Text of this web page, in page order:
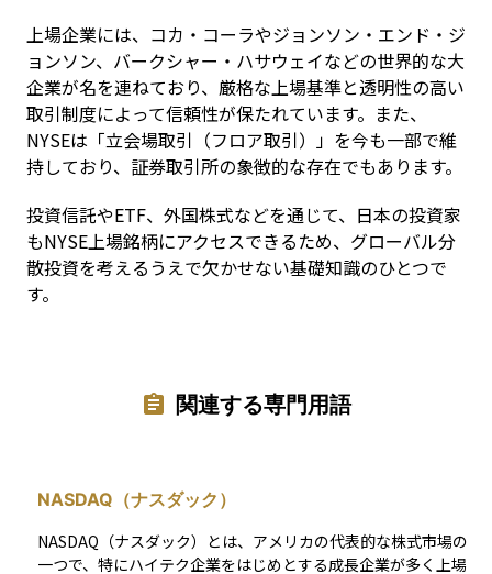
上場企業には、コカ・コーラやジョンソン・エンド・ジ
ョンソン、バークシャー・ハサウェイなどの世界的な大
企業が名を連ねており、厳格な上場基準と透明性の高い
取引制度によって信頼性が保たれています。また、
NYSEは「立会場取引（フロア取引）」を今も一部で維
持しており、証券取引所の象徴的な存在でもあります。
投資信託やETF、外国株式などを通じて、日本の投資家
もNYSE上場銘柄にアクセスできるため、グローバル分
散投資を考えるうえで欠かせない基礎知識のひとつで
す。
関連する専門用語
NASDAQ（ナスダック）
NASDAQ（ナスダック）とは、アメリカの代表的な株式市場の
一つで、特にハイテク企業をはじめとする成長企業が多く上場